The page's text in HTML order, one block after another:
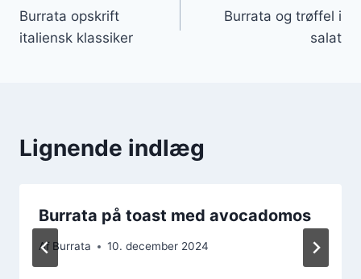
Burrata opskrift
italiensk klassiker
Burrata og trøffel i
salat
Lignende indlæg
Burrata på toast med avocadomos
Af Burrata 10. december 2024